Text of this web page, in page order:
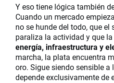
Y eso tiene lógica también
Cuando un mercado
no se hunde del todo, que
paraliza la actividad y que
energía, infraestructura y
marcha, la plata encuentra
oro. Sigue siendo sensible a
depende exclusivamente de